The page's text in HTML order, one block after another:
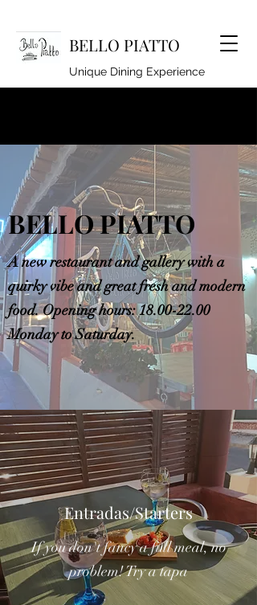
BELLO PIATTO
Unique Dining Experience
lindseyhoyle@hotmail.co.uk
920262994
BELLO PIATTO
A new restaurant and gallery with a
quirky vibe and great fresh and modern
food. Opening hours:18.00-22.00
Monday to Saturday.
Entradas/Starters
If you don't fancy a full meal, no
problem! Try a tapa